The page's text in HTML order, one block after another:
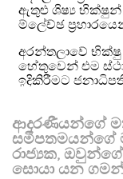
ආදරණීයන්ගේ
සමීපතමයන්ගේ
රාජ්‍යක,
සොයා යන ගමන්